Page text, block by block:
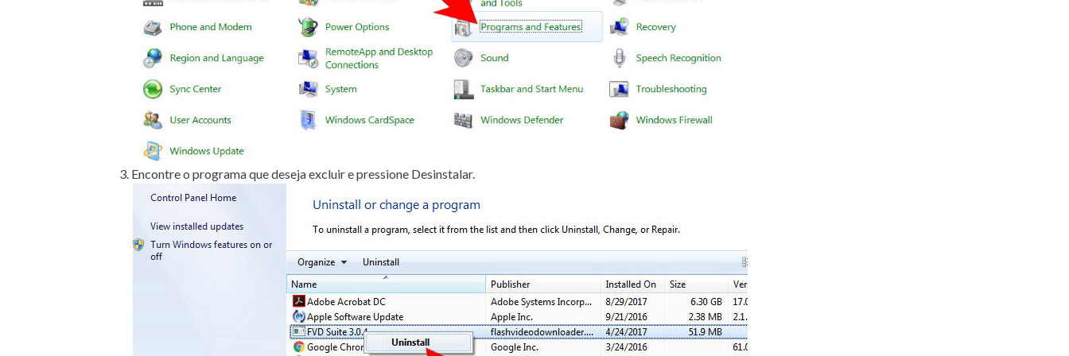
Encontre o programa que deseja excluir e pressione Desinstalar.